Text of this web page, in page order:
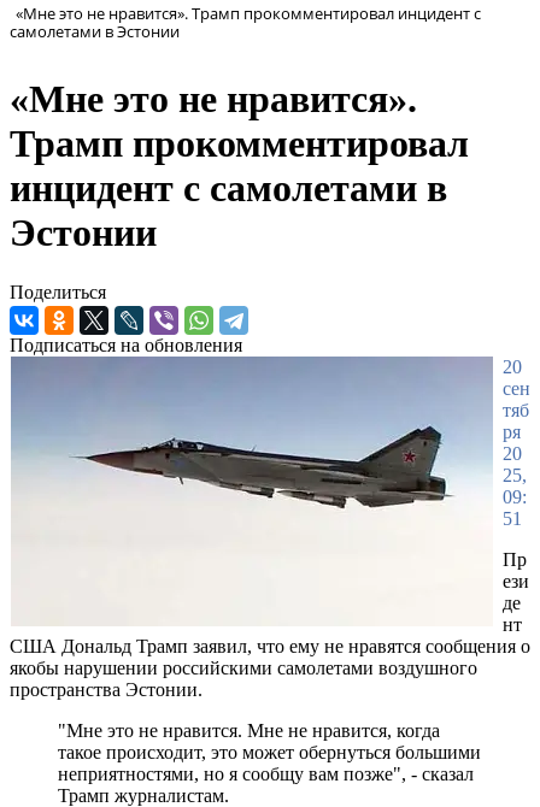
«Мне это не нравится». Трамп прокомментировал инцидент с
самолетами в Эстонии
«Мне это не нравится».
Трамп прокомментировал
инцидент с самолетами в
Эстонии
Поделиться
Подписаться на обновления
20
сен
тяб
ря
20
25,
09:
51
Пр
ези
де
нт
США Дональд Трамп заявил, что ему не нравятся сообщения о
якобы нарушении российскими самолетами воздушного
пространства Эстонии.
"Мне это не нравится. Мне не нравится, когда
такое происходит, это может обернуться большими
неприятностями, но я сообщу вам позже", - сказал
Трамп журналистам.